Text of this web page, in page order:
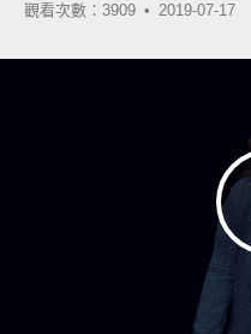
觀看次數：3909 • 2019-07-17